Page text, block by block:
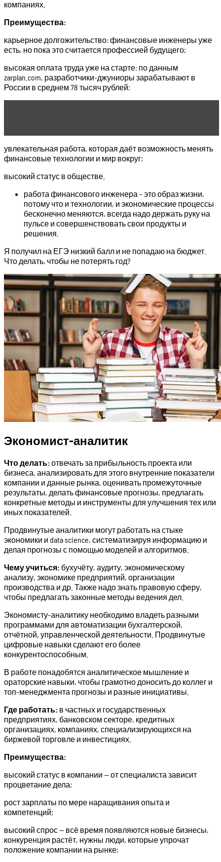
компаниях.
Преимущества:
карьерное долгожительство: финансовые инженеры уже
есть, но пока это считается профессией будущего;
высокая оплата труда уже на старте: по данным
zarplan.com, разработчики-джуниоры зарабатывают в
России в среднем 78 тысяч рублей;
увлекательная работа, которая даёт возможность менять
финансовые технологии и мир вокруг;
высокий статус в обществе.
работа финансового инженера – это образ жизни,
потому что и технологии, и экономические процессы
бесконечно меняются, всегда надо держать руку на
пульсе и совершенствовать свои продукты и
решения.
Я получил на ЕГЭ низкий балл и не попадаю на бюджет.
Что делать, чтобы не потерять год?
Экономист-аналитик
Что делать: отвечать за прибыльность проекта или
бизнеса, анализировать для этого внутренние показатели
компании и данные рынка, оценивать промежуточные
результаты, делать финансовые прогнозы, предлагать
конкретные методы и инструменты для улучшения тех или
иных показателей.
Продвинутые аналитики могут работать на стыке
экономики и data science, систематизируя информацию и
делая прогнозы с помощью моделей и алгоритмов.
Чему учиться: бухучёту, аудиту, экономическому
анализу, экономике предприятий, организации
производства и др. Также надо знать правовую сферу,
чтобы предлагать законные методы ведения дел.
Экономисту-аналитику необходимо владеть разными
программами для автоматизации бухгалтерской,
отчётной, управленческой деятельности. Продвинутые
цифровые навыки сделают его более
конкурентоспособным.
В работе понадобятся аналитическое мышление и
ораторские навыки, чтобы грамотно доносить до коллег и
топ-менеджмента прогнозы и разные инициативы.
Где работать: в частных и государственных
предприятиях, банковском секторе, кредитных
организациях, компаниях, специализирующихся на
биржевой торговле и инвестициях.
Преимущества:
высокий статус в компании — от специалиста зависит
процветание дела;
рост зарплаты по мере наращивания опыта и
компетенций;
высокий спрос — всё время появляются новые бизнесы,
конкуренция растёт, нужны люди, которые упрочат
положение компании на рынке;